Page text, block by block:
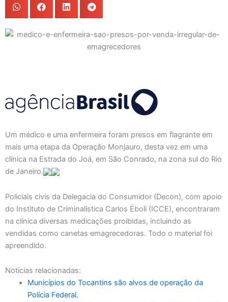
Um médico e uma enfermeira foram presos em flagrante em
mais uma etapa da Operação Monjauro, desta vez em uma
clínica na Estrada do Joá, em São Conrado, na zona sul do Rio
de Janeiro.
Policiais civis da Delegacia do Consumidor (Decon), com apoio
do Instituto de Criminalística Carlos Éboli (ICCE), encontraram
na clínica diversas medicações proibidas, incluindo as
vendidas como canetas emagrecedoras. Todo o material foi
apreendido.
Notícias relacionadas:
Municípios do Tocantins são alvos de operação da
Polícia Federal.